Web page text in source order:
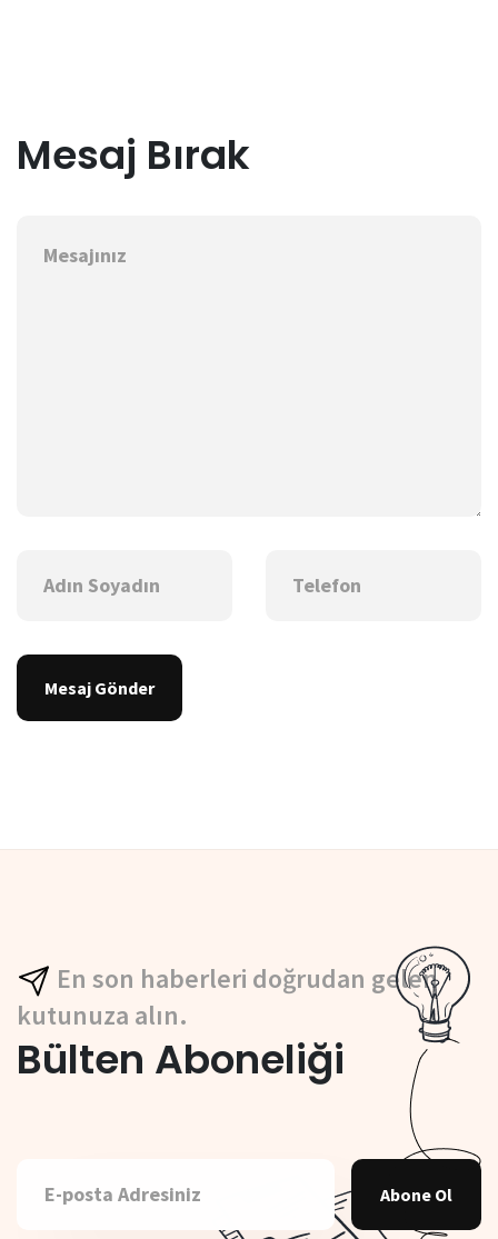
Mesaj Bırak
Mesaj Gönder
En son haberleri doğrudan gelen
kutunuza alın.
Bülten Aboneliği
Abone Ol